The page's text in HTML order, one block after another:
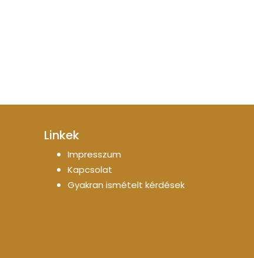
Linkek
Impresszum
Kapcsolat
Gyakran ismételt kérdések